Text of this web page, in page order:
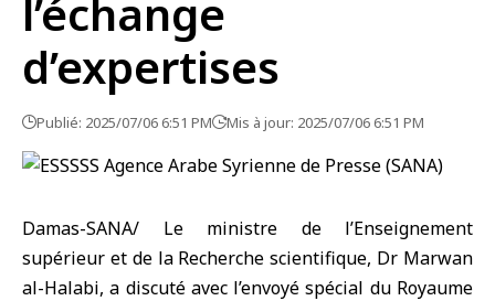
l’échange
d’expertises
Publié: 2025/07/06 6:51 PM Mis à jour: 2025/07/06 6:51 PM
Damas-SANA/ Le ministre de l’Enseignement
supérieur et de la Recherche scientifique, Dr Marwan
al-Halabi, a discuté avec l’envoyé spécial du Royaume